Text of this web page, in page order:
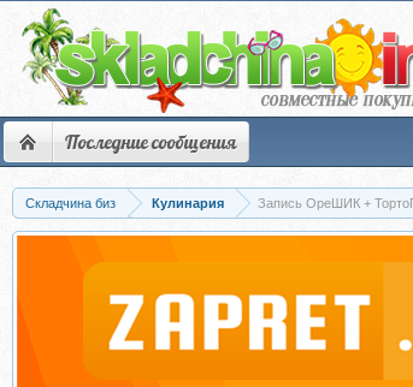
Последние сообщения
Складчина биз Кулинария Запись ОреШИК +